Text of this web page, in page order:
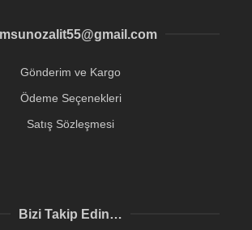
Gönderim ve Kargo
Ödeme Seçenekleri
Satış Sözleşmesi
Bizi Takip Edin…